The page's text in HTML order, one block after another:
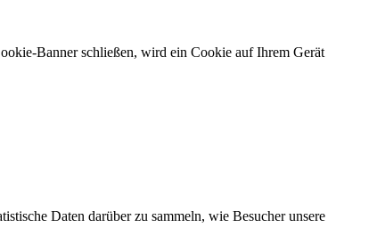
Banner schließen, wird ein Cookie auf Ihrem Gerät
Daten darüber zu sammeln, wie Besucher unsere